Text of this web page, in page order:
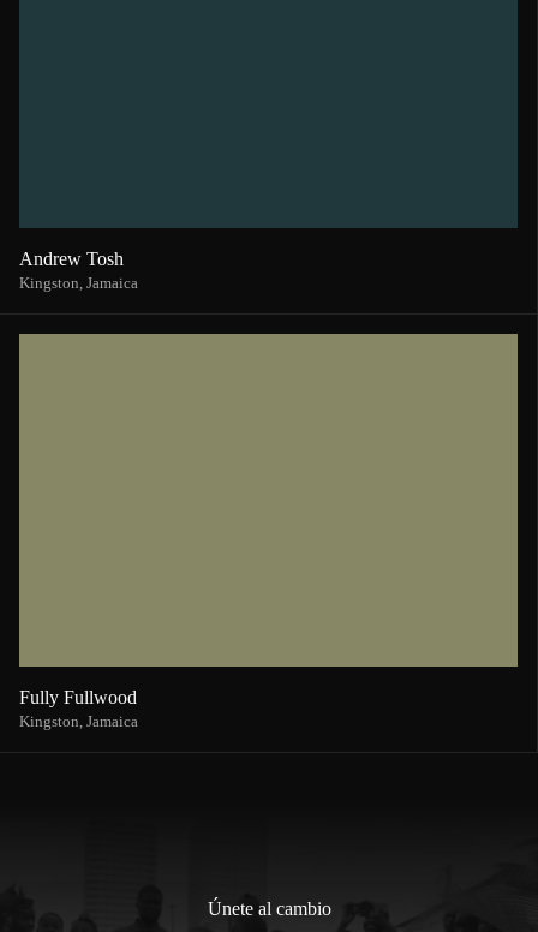
Andrew Tosh
Kingston, Jamaica
Fully Fullwood
Kingston, Jamaica
Únete al cambio